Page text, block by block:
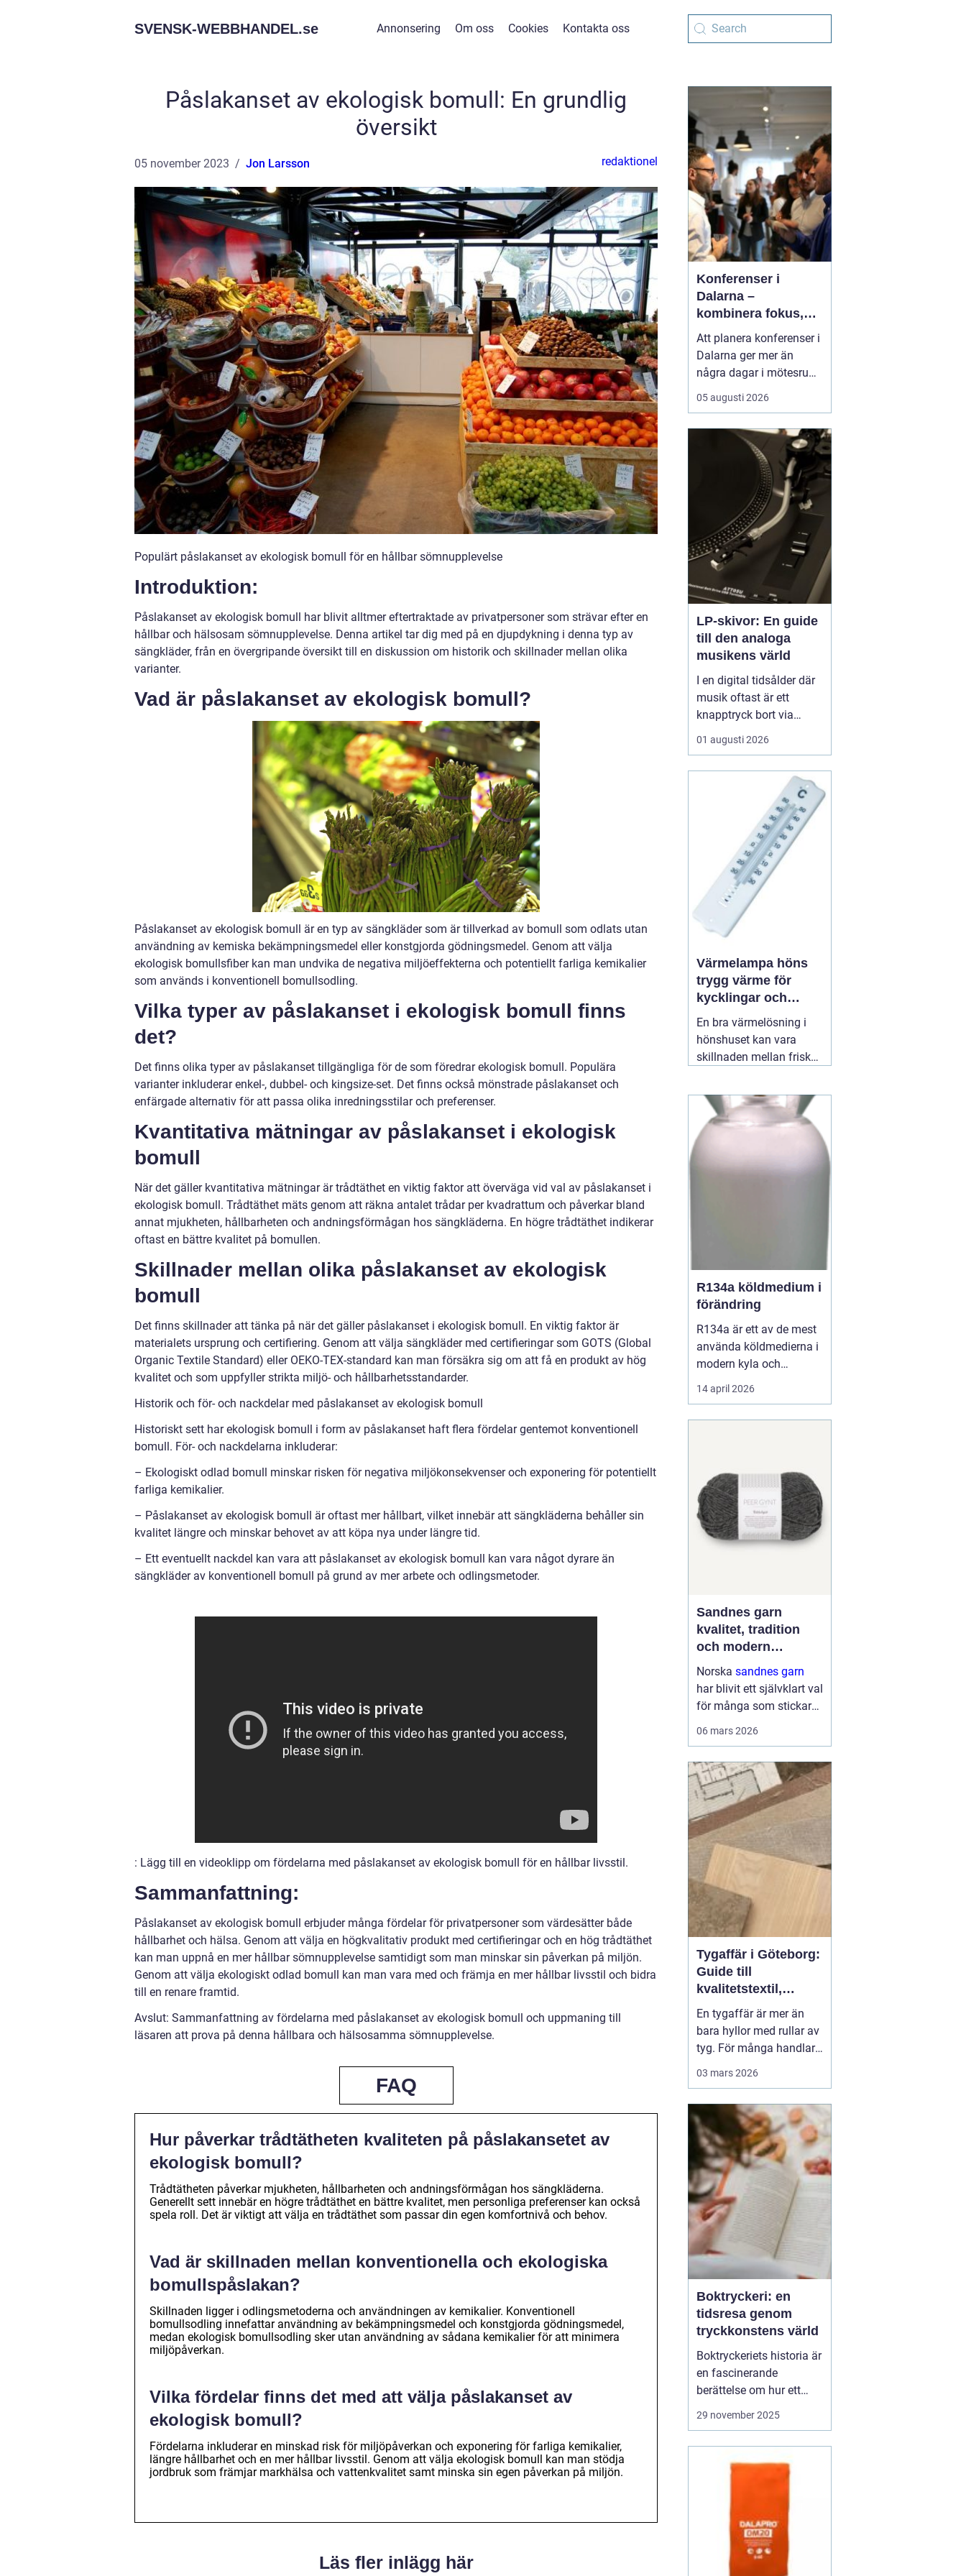
SVENSK-WEBBHANDEL.se Annonsering Om oss Cookies Kontakta oss
Påslakanset av ekologisk bomull: En grundlig
översikt
05 november 2023 Jon Larsson redaktionel
Populärt påslakanset av ekologisk bomull för en hållbar sömnupplevelse
Introduktion:
Påslakanset av ekologisk bomull har blivit alltmer eftertraktade av privatpersoner som strävar efter en
hållbar och hälsosam sömnupplevelse. Denna artikel tar dig med på en djupdykning i denna typ av
sängkläder, från en övergripande översikt till en diskussion om historik och skillnader mellan olika
varianter.
Vad är påslakanset av ekologisk bomull?
Påslakanset av ekologisk bomull är en typ av sängkläder som är tillverkad av bomull som odlats utan
användning av kemiska bekämpningsmedel eller konstgjorda gödningsmedel. Genom att välja
ekologisk bomullsfiber kan man undvika de negativa miljöeffekterna och potentiellt farliga kemikalier
som används i konventionell bomullsodling.
Vilka typer av påslakanset i ekologisk bomull finns
det?
Det finns olika typer av påslakanset tillgängliga för de som föredrar ekologisk bomull. Populära
varianter inkluderar enkel-, dubbel- och kingsize-set. Det finns också mönstrade påslakanset och
enfärgade alternativ för att passa olika inredningsstilar och preferenser.
Kvantitativa mätningar av påslakanset i ekologisk
bomull
När det gäller kvantitativa mätningar är trådtäthet en viktig faktor att överväga vid val av påslakanset i
ekologisk bomull. Trådtäthet mäts genom att räkna antalet trådar per kvadrattum och påverkar bland
annat mjukheten, hållbarheten och andningsförmågan hos sängkläderna. En högre trådtäthet indikerar
oftast en bättre kvalitet på bomullen.
Skillnader mellan olika påslakanset av ekologisk
bomull
Det finns skillnader att tänka på när det gäller påslakanset i ekologisk bomull. En viktig faktor är
materialets ursprung och certifiering. Genom att välja sängkläder med certifieringar som GOTS (Global
Organic Textile Standard) eller OEKO-TEX-standard kan man försäkra sig om att få en produkt av hög
kvalitet och som uppfyller strikta miljö- och hållbarhetsstandarder.
Historik och för- och nackdelar med påslakanset av ekologisk bomull
Historiskt sett har ekologisk bomull i form av påslakanset haft flera fördelar gentemot konventionell
bomull. För- och nackdelarna inkluderar:
– Ekologiskt odlad bomull minskar risken för negativa miljökonsekvenser och exponering för potentiellt
farliga kemikalier.
– Påslakanset av ekologisk bomull är oftast mer hållbart, vilket innebär att sängkläderna behåller sin
kvalitet längre och minskar behovet av att köpa nya under längre tid.
– Ett eventuellt nackdel kan vara att påslakanset av ekologisk bomull kan vara något dyrare än
sängkläder av konventionell bomull på grund av mer arbete och odlingsmetoder.
: Lägg till en videoklipp om fördelarna med påslakanset av ekologisk bomull för en hållbar livsstil.
Sammanfattning:
Påslakanset av ekologisk bomull erbjuder många fördelar för privatpersoner som värdesätter både
hållbarhet och hälsa. Genom att välja en högkvalitativ produkt med certifieringar och en hög trådtäthet
kan man uppnå en mer hållbar sömnupplevelse samtidigt som man minskar sin påverkan på miljön.
Genom att välja ekologiskt odlad bomull kan man vara med och främja en mer hållbar livsstil och bidra
till en renare framtid.
Avslut: Sammanfattning av fördelarna med påslakanset av ekologisk bomull och uppmaning till
läsaren att prova på denna hållbara och hälsosamma sömnupplevelse.
FAQ
Hur påverkar trådtätheten kvaliteten på påslakansetet av
ekologisk bomull?
Trådtätheten påverkar mjukheten, hållbarheten och andningsförmågan hos sängkläderna.
Generellt sett innebär en högre trådtäthet en bättre kvalitet, men personliga preferenser kan också
spela roll. Det är viktigt att välja en trådtäthet som passar din egen komfortnivå och behov.
Vad är skillnaden mellan konventionella och ekologiska
bomullspåslakan?
Skillnaden ligger i odlingsmetoderna och användningen av kemikalier. Konventionell
bomullsodling innefattar användning av bekämpningsmedel och konstgjorda gödningsmedel,
medan ekologisk bomullsodling sker utan användning av sådana kemikalier för att minimera
miljöpåverkan.
Vilka fördelar finns det med att välja påslakanset av
ekologisk bomull?
Fördelarna inkluderar en minskad risk för miljöpåverkan och exponering för farliga kemikalier,
längre hållbarhet och en mer hållbar livsstil. Genom att välja ekologisk bomull kan man stödja
jordbruk som främjar markhälsa och vattenkvalitet samt minska sin egen påverkan på miljön.
Läs fler inlägg här
Konferenser i
Dalarna –
kombinera fokus,
natur och starka
gruppmöten
Att planera konferenser i
Dalarna ger mer än
några dagar i mötesrum.
Många företag söker
miljöer som stärker
och arbetsglädje, och
där är Dalarnas
kombination av kultur, ...
05 augusti 2026
LP-skivor: En guide
till den analoga
musikens värld
I en digital tidsålder där
musik oftast är ett
knapptryck bort via
streamingtjänster, finns
det ännu de som väljer
hos LP skivor. Dessa
skivor erbjuder mer än
bara musik; de ger en
taktil och au...
01 augusti 2026
Värmelampa höns
trygg värme för
kycklingar och
vuxna höns
En bra värmelösning i
hönshuset kan vara
skillnaden mellan friska,
onödig stress eller
sjukdom. När
temperaturen faller, eller
när nya kycklingar
stabil, säker och jämn
R134a köldmedium i
förändring
R134a är ett av de mest
använda köldmedierna i
modern kyla och
luftkonditionering. Under
många år har gasen
inom
läkemedelsindustrin.
Samtidigt pågår en
snabb om...
14 april 2026
Sandnes garn
kvalitet, tradition
och modern
stickglädje
Norska sandnes garn
har blivit ett självklart val
för många som stickar
hållbara kvaliteter och
moderna färger gör att
g...
06 mars 2026
Tygaffär i Göteborg:
Guide till
kvalitetstextil,
sömnad och
inredning
En tygaffär är mer än
bara hyllor med rullar av
tyg. För många handlar
händerna. I Göteborg
finns en lång tradition av
textil...
03 mars 2026
Boktryckeri: en
tidsresa genom
tryckkonstens värld
Boktryckeriets historia är
en fascinerande
berättelse om hur ett
enkelt teknologiskt
Gutenberg till dagens
automatiserade
boktryckeri varit centrum
för mä...
29 november 2025